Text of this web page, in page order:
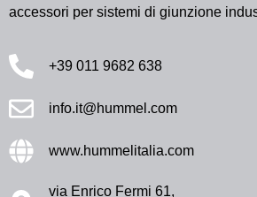
accessori per sistemi di giunzione
+39 011 9682 638
info.it@hummel.com
www.hummelitalia.com
via Enrico Fermi 61,